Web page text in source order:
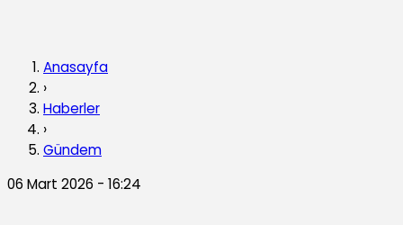
Anasayfa
›
Haberler
›
Gündem
06 Mart 2026 - 16:24